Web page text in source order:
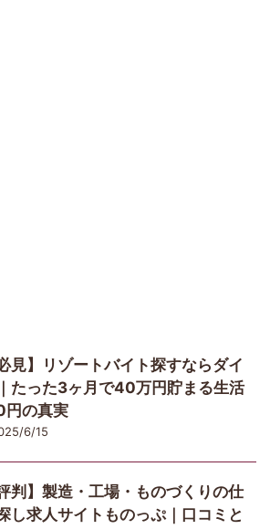
必見】リゾートバイト探すならダイ
たった3ヶ月で40万円貯まる生活
円の真実
6/15
評判】製造・工場・ものづくりの仕
し求人サイトものっぷ｜口コミと